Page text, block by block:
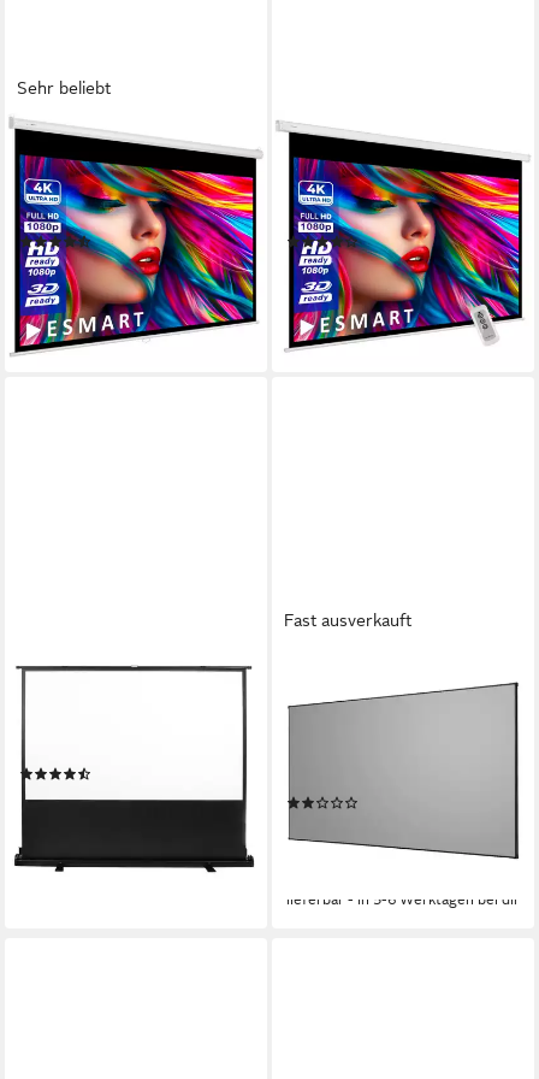
Sehr beliebt
ESMART
ESMART Germany Rollo
Leinwand Rolloleinwand
(Economy EXR)
(29)
89,99 €
lieferbar - in 3-4 Werktagen bei dir
+32
ESMART
ESMART Germany Motor
Leinwand Motorleinwand
(Economy EXM)
(31)
109,99 €
10,05 €mtl. in 12 Raten
lieferbar - in 3-4 Werktagen bei dir
+44
MACLEAN
237,40 € UVP409,00 €
-42%
lieferbar - in 3-4 Werktagen bei dir
Fast ausverkauft
Rahmenleinwand (»Väkhoga«
10,68 €mtl. in 12 Raten
lieferbar - in 5-6 Werktagen bei dir